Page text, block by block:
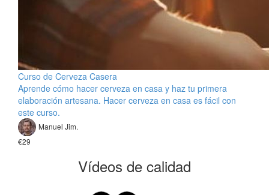
Curso de Cerveza Casera
Aprende cómo hacer cerveza en casa y haz tu primera
elaboración artesana. Hacer cerveza en casa es fácil con
este curso.
Manuel Jim.
€29
Vídeos de calidad